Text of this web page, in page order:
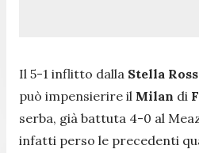
Il 5-1 inflitto dalla Stella
può impensierire il Milan di
serba, già battuta 4-0 al
infatti perso le precedenti